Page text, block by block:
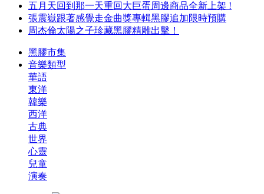
五月天回到那一天重回大巨蛋周邊商品全新上架 !
張震嶽跟著感覺走金曲獎專輯黑膠追加限時預購
周杰倫太陽之子珍藏黑膠精雕出擊！
黑膠市集
音樂類型
華語
東洋
韓樂
西洋
古典
世界
心靈
兒童
演奏